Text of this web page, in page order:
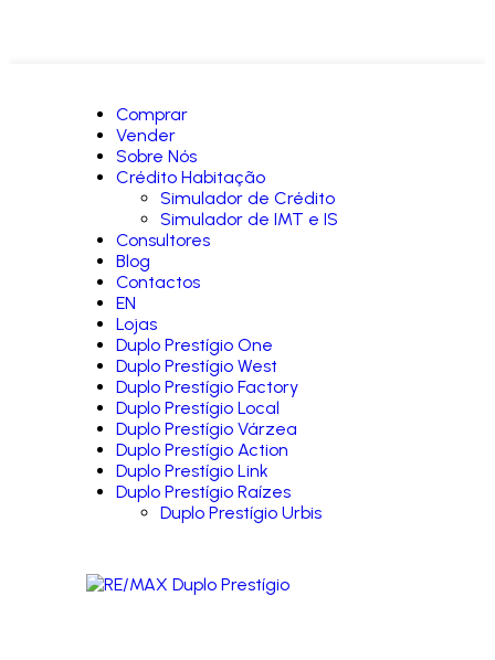
Comprar
Vender
Sobre Nós
Crédito Habitação
Simulador de Crédito
Simulador de IMT e IS
Consultores
Blog
Contactos
EN
Lojas
Duplo Prestígio One
Duplo Prestígio West
Duplo Prestígio Factory
Duplo Prestígio Local
Duplo Prestígio Várzea
Duplo Prestígio Action
Duplo Prestígio Link
Duplo Prestígio Raízes
Duplo Prestígio Urbis